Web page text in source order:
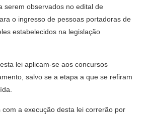
serem observados no edital de
o ingresso de pessoas portadoras de
estabelecidos na legislação
lei aplicam-se aos concursos
salvo se a etapa a que se refiram
com a execução desta lei correrão por